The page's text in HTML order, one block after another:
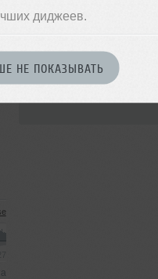
диджеев.
НЕ ПОКАЗЫВАТЬ
Стили:
Записан: 05 мая 2026
Добавлен: 12 мая 2026, 14:13